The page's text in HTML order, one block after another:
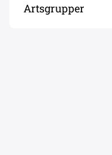
Artsgrupper